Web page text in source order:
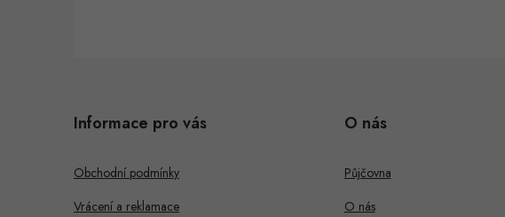
Informace pro vás
Obchodní podmínky
Vrácení a reklamace
O nás
Půjčovna
O nás